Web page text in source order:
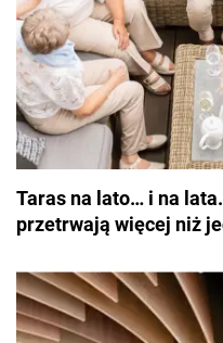
Taras na lato… i na
przetrwają więcej niż